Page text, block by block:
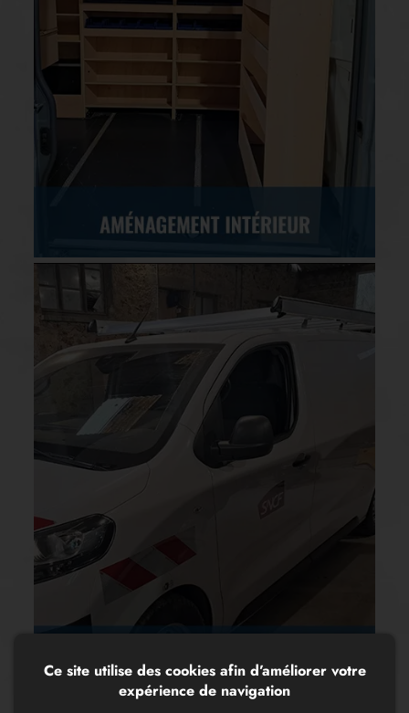
Ce site utilise des cookies afin d’améliorer votre
expérience de navigation